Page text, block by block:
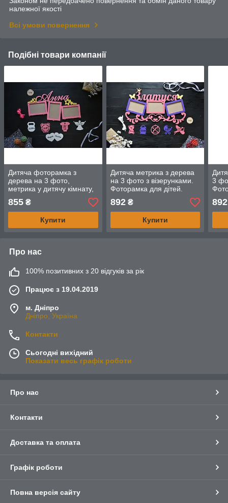
належної якості
Всі умови повернення
Подібні товари компанії
Дитяча фоторамка з
дерева на 3 фото,
метрика у дитячу кімнату,
фоторамки із зірочками.
Анна (будь-яке ім'я)
855 ₴
Купити
Дитяча метрика з дерева
на 3 фото з візерунками.
Фоторамка для дітей.
Дерев'яна метрика.
Златуся
892₴
Купити
3
892
Про нас
100% позитивних з 20 відгуків за рік
Працює з 19.04.2019
м. Дніпро
Дніпро, Україна
Контакти
Сьогодні вихідний
Показати весь графік роботи
Про нас
Контакти
Доставка та оплата
Графік роботи
Повна версія сайту